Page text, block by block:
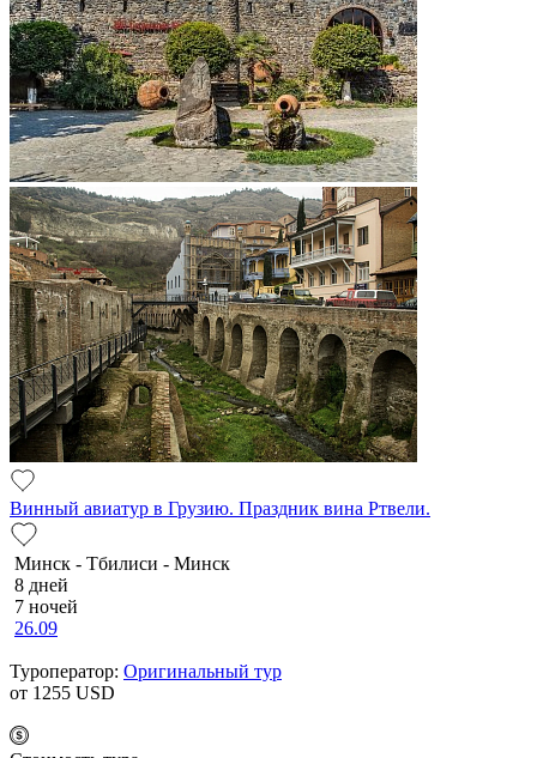
Винный авиатур в Грузию. Праздник вина Ртвели.
Минск - Тбилиси - Минск
8 дней
7 ночей
26.09
Туроператор: Оригинальный тур
от 1255 USD